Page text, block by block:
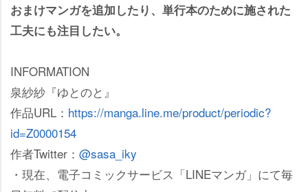
おまけマンガを追加したり、単行本のために施された
工夫にも注目したい。
INFORMATION
泉紗紗『ゆとのと』
作品URL： https://manga.line.me/product/periodic?
id=Z0000154
作者Twitter： @sasa_iky
・現在、電子コミックサービス「LINEマンガ」にて毎